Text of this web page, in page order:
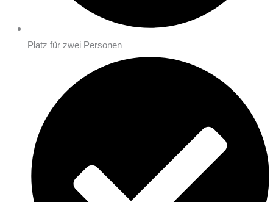
Platz für zwei Personen